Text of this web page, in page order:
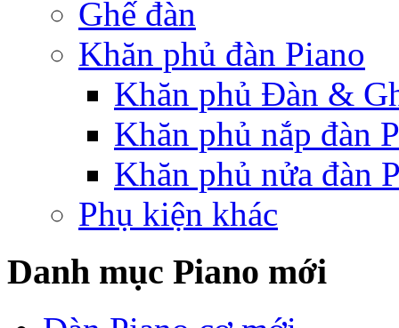
Ghế đàn
Khăn phủ đàn Piano
Khăn phủ Đàn &
Khăn phủ nắp đàn
Khăn phủ nửa đàn
Phụ kiện khác
Danh mục Piano mới